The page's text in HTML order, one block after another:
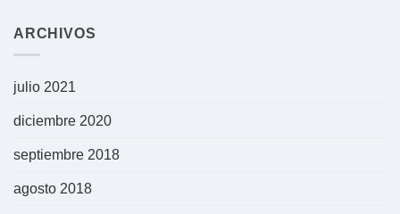
ARCHIVOS
julio 2021
diciembre 2020
septiembre 2018
agosto 2018